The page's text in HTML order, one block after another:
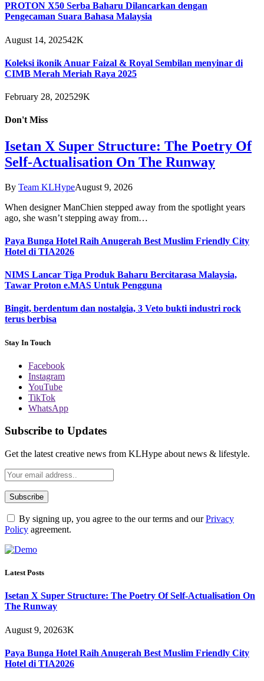
PROTON X50 Serba Baharu Dilancarkan dengan
Pengecaman Suara Bahasa Malaysia
August 14, 202542K
Koleksi ikonik Anuar Faizal & Royal Sembilan menyinar di
CIMB Merah Meriah Raya 2025
February 28, 202529K
Don't Miss
Isetan X Super Structure: The Poetry Of
Self-Actualisation On The Runway
By Team KLHypeAugust 9, 2026
When designer ManChien stepped away from the spotlight years
ago, she wasn’t stepping away from…
Paya Bunga Hotel Raih Anugerah Best Muslim Friendly City
Hotel di TIA2026
NIMS Lancar Tiga Produk Baharu Bercitarasa Malaysia,
Tawar Proton e.MAS Untuk Pengguna
Bingit, berdentum dan nostalgia, 3 Veto bukti industri rock
terus berbisa
Stay In Touch
Facebook
Instagram
YouTube
TikTok
WhatsApp
Subscribe to Updates
Get the latest creative news from KLHype about news & lifestyle.
By signing up, you agree to the our terms and ourPrivacy
Policy agreement.
Latest Posts
Isetan X Super Structure: The Poetry Of Self-Actualisation On
The Runway
August 9, 20263K
Paya Bunga Hotel Raih Anugerah Best Muslim Friendly City
Hotel di TIA2026